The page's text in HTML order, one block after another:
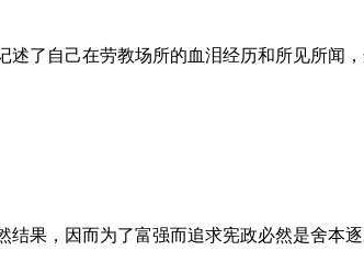
了自己在劳教场所的血泪经历和所见所闻
果，因而为了富强而追求宪政必然是舍本